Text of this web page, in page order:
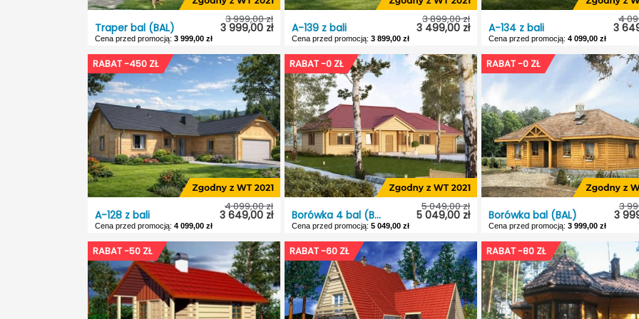
Traper bal (BAL) 3 999,00 zł
3 999,00 zł
Cena przed promocją: 3 999,00 zł
Traper bal (BAL)
Dostępność:
5 dni roboczych
Styl:
Tradycyjny
Typ projektu:
Letniskowy
Garaż:
Bez garażu
Dach:
Dwuspadowy
Kąt nach. dachu:
30°
Odbicie lustrzane:
Tak
A-139 z bali 3 499,00 zł
3 899,00 zł
Cena przed promocją: 3 899,00 zł
A-139 z bali
Dostępność:
5 dni roboczych
Typ projektu:
Wolnostojący
Garaż:
Jednostanowiskowy
Kąt nach. dachu:
30°
Odbicie lustrzane:
Tak
A-134 z bali 3
4
Cena przed promocją: 4 099,00 zł
A-134 z bali
Dostępność:
5 dni
Typ projektu:
Garaż:
Kąt nach. dachu:
Odbicie lustrzane:
A-128 z bali 3 649,00 zł
4 099,00 zł
RABAT -450 ZŁ
Cena przed promocją: 4 099,00 zł
A-128 z bali
Dostępność:
5 dni roboczych
Typ projektu:
Wolnostojący
Garaż:
Jednostanowiskowy
Borówka 4 bal (BAL) 5 049,00 zł
5 049,00 zł
RABAT -0 ZŁ
Cena przed promocją: 5 049,00 zł
Borówka 4 bal (BAL)
Dostępność:
5 dni roboczych
Styl:
Dworkowy
Typ projektu:
Wolnostojący
Borówka bal (BAL) 3
3
RABAT -0 ZŁ
Cena przed promocją: 3 999,00 zł
Borówka bal (BAL)
Dostępność:
5 dni
Styl:
Typ projektu:
RABAT -50 ZŁ RABAT -60 ZŁ RABAT -80 ZŁ